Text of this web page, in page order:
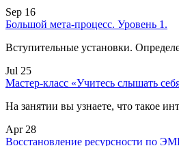
Sep 16
Большой мета-процесс. Уровень 1.
Вступительные установки.
Jul 25
Мастер-класс «Учитесь слышать
На занятии вы узнаете, что такое
Apr 28
Восстановление ресурсности по